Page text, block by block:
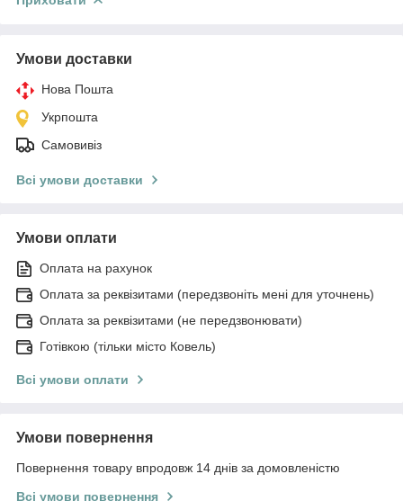
Умови доставки
Нова Пошта
Укрпошта
Самовивіз
Всі умови доставки
Умови оплати
Оплата на рахунок
Оплата за реквізитами (передзвоніть мені для уточнень)
Оплата за реквізитами (не передзвонювати)
Готівкою (тільки місто Ковель)
Всі умови оплати
Умови повернення
Повернення товару впродовж 14 днів за домовленістю
Всі умови повернення